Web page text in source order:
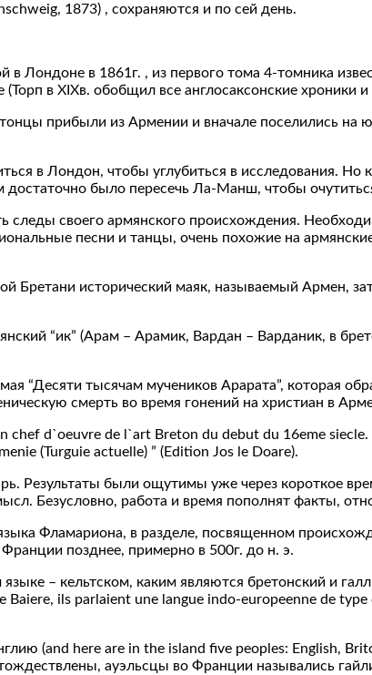
1873) , сохраняются и по сей день.
Лондоне в 1861г. , из первого тома 4-томника
в XIXв. обобщил все англосаксонские хроники и
прибыли из Армении и вначале поселились на
в Лондон, чтобы углубиться в исследования.
было пересечь Ла-Манш, чтобы
своего армянского происхождения.
песни и танцы, очень похожие на
Бретани исторический маяк, называемый Армен,
“ик” (Арам – Арамик, Вардан – Варданик, в
“Десяти тысячам мучеников Арарата”, которая
смерть во время гонений на христиан в
d`oeuvre de l`art Breton du debut du 16eme
(Turguie actuelle) ” (Edition Jos le Doare).
Результаты были ощутимы уже через короткое
Безусловно, работа и время пополнят факты,
Фламариона, в разделе, посвященном
позднее, примерно в 500г. до н. э.
– кельтском, каким являются бретонский и
ils parlaient une langue indo-europeenne de
(and here are in the island five peoples: English,
ауэльсцы во Франции назывались